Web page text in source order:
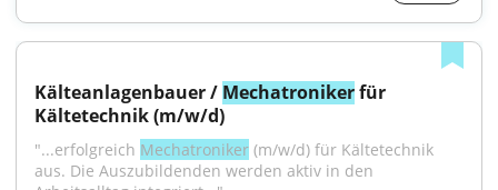
Kälteanlagenbauer / Mechatroniker für
Kältetechnik (m/w/d)
"...erfolgreich Mechatroniker (m/w/d) für Kältetechnik
aus. Die Auszubildenden werden aktiv in den